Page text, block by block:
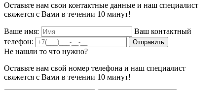
Оставьте нам свои контактные данные и наш специалист
свяжется с Вами в течении 10 минут!
Ваше имя:
Ваш контактный
телефон:
Отправить
Не нашли то что нужно?
Оставьте нам свой номер телефона и наш специалист
свяжется с Вами в течении 10 минут!